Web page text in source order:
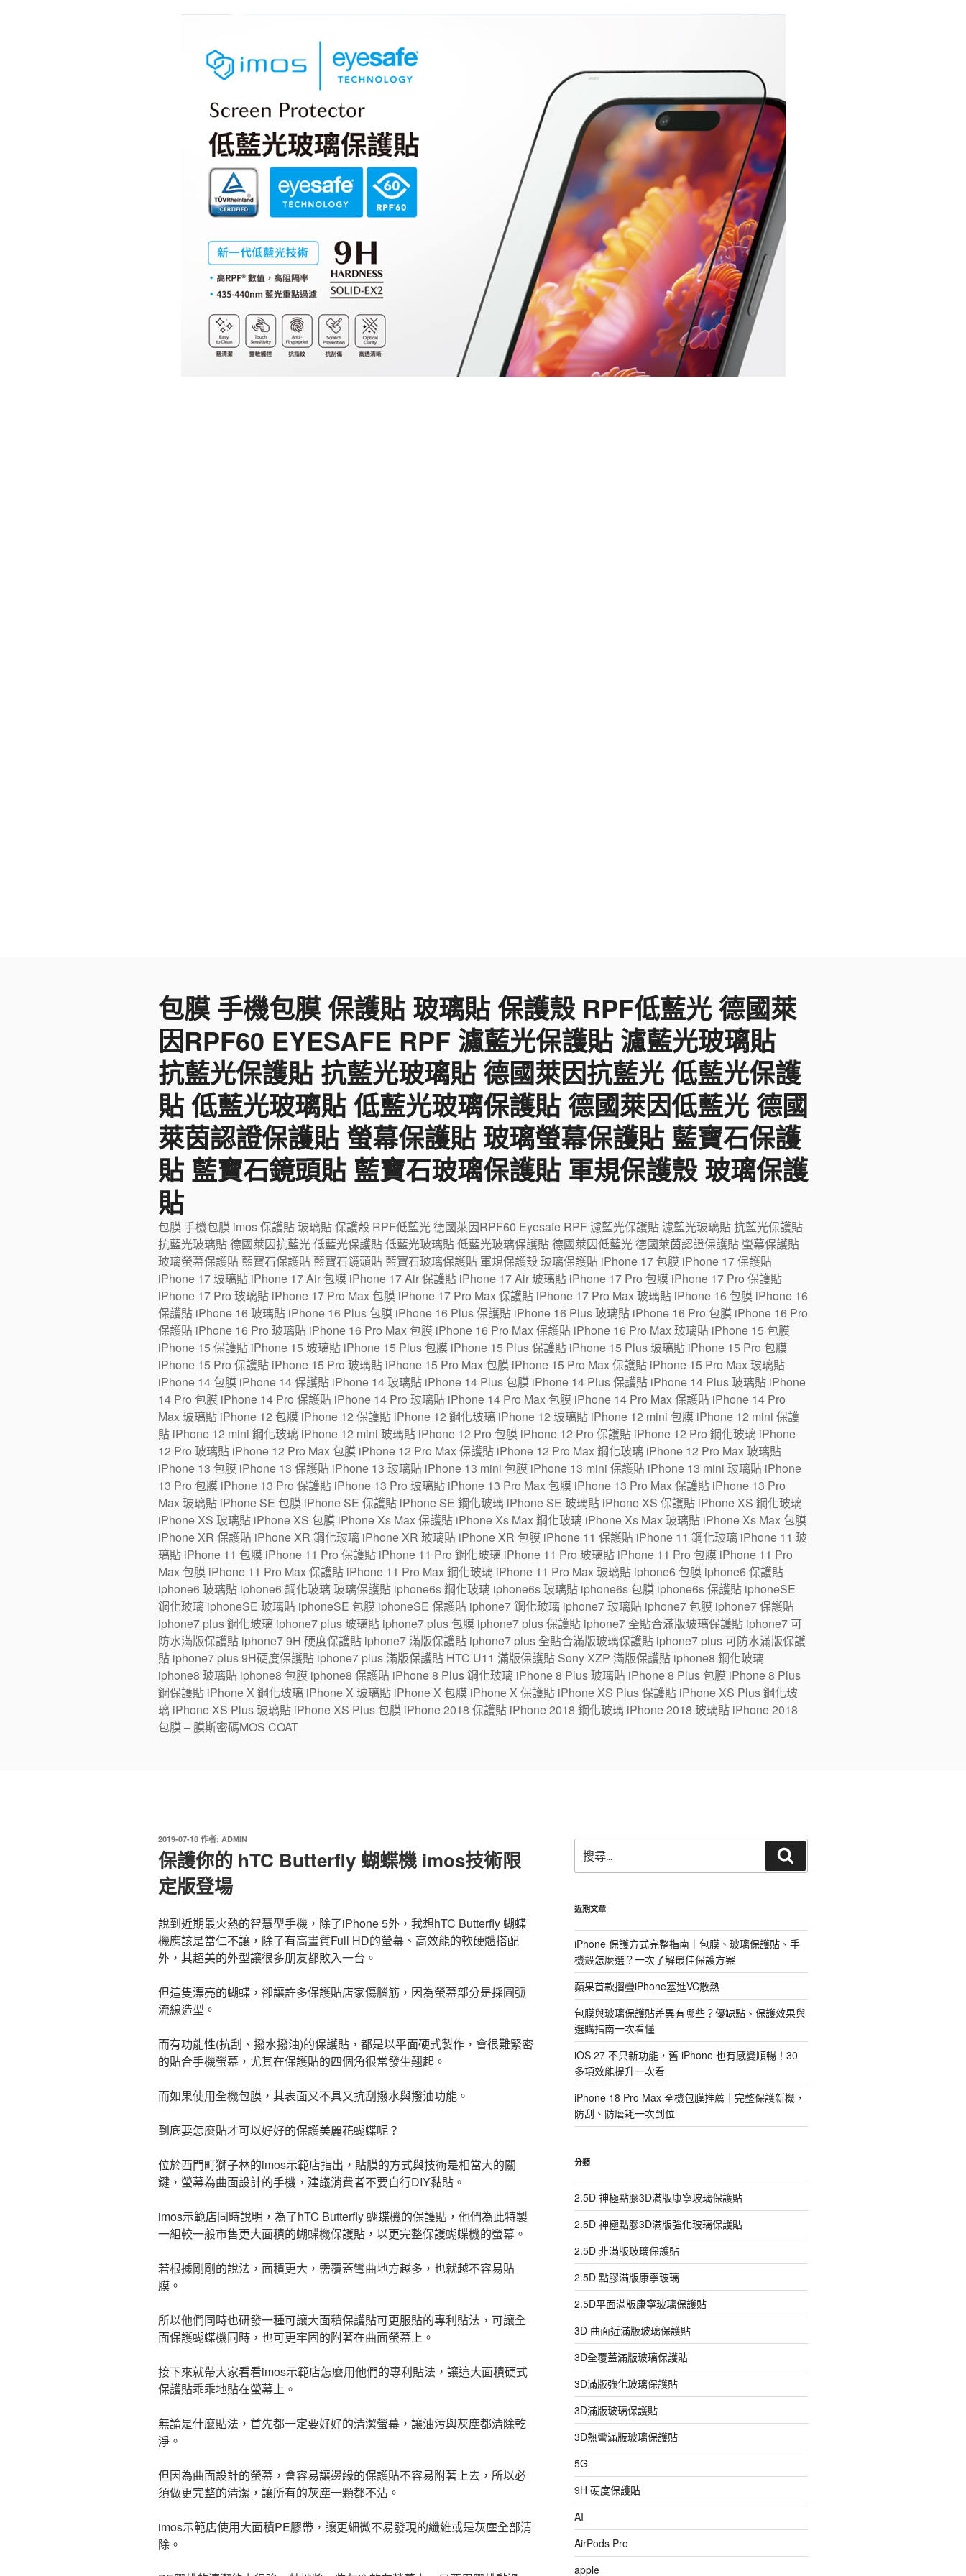
包膜 手機包膜 保護貼 玻璃貼 保護殼 RPF低藍光 德國萊
因RPF60 EYESAFE RPF 濾藍光保護貼 濾藍光玻璃貼
抗藍光保護貼 抗藍光玻璃貼 德國萊因抗藍光 低藍光保護
貼 低藍光玻璃貼 低藍光玻璃保護貼 德國萊因低藍光 德國
萊茵認證保護貼 螢幕保護貼 玻璃螢幕保護貼 藍寶石保護
貼 藍寶石鏡頭貼 藍寶石玻璃保護貼 軍規保護殼 玻璃保護
貼
包膜 手機包膜 imos 保護貼 玻璃貼 保護殼 RPF低藍光 德國萊因RPF60 Eyesafe RPF 濾藍光保護貼 濾藍光玻璃貼 抗藍光保護貼
抗藍光玻璃貼 德國萊因抗藍光 低藍光保護貼 低藍光玻璃貼 低藍光玻璃保護貼 德國萊因低藍光 德國萊茵認證保護貼 螢幕保護貼
玻璃螢幕保護貼 藍寶石保護貼 藍寶石鏡頭貼 藍寶石玻璃保護貼 軍規保護殼 玻璃保護貼 iPhone 17 包膜 iPhone 17 保護貼
iPhone 17 玻璃貼 iPhone 17 Air 包膜 iPhone 17 Air 保護貼 iPhone 17 Air 玻璃貼 iPhone 17 Pro 包膜 iPhone 17 Pro 保護貼
iPhone 17 Pro 玻璃貼 iPhone 17 Pro Max 包膜 iPhone 17 Pro Max 保護貼 iPhone 17 Pro Max 玻璃貼 iPhone 16 包膜 iPhone 16
保護貼 iPhone 16 玻璃貼 iPhone 16 Plus 包膜 iPhone 16 Plus 保護貼 iPhone 16 Plus 玻璃貼 iPhone 16 Pro 包膜 iPhone 16 Pro
保護貼 iPhone 16 Pro 玻璃貼 iPhone 16 Pro Max 包膜 iPhone 16 Pro Max 保護貼 iPhone 16 Pro Max 玻璃貼 iPhone 15 包膜
iPhone 15 保護貼 iPhone 15 玻璃貼 iPhone 15 Plus 包膜 iPhone 15 Plus 保護貼 iPhone 15 Plus 玻璃貼 iPhone 15 Pro 包膜
iPhone 15 Pro 保護貼 iPhone 15 Pro 玻璃貼 iPhone 15 Pro Max 包膜 iPhone 15 Pro Max 保護貼 iPhone 15 Pro Max 玻璃貼
iPhone 14 包膜 iPhone 14 保護貼 iPhone 14 玻璃貼 iPhone 14 Plus 包膜 iPhone 14 Plus 保護貼 iPhone 14 Plus 玻璃貼 iPhone
14 Pro 包膜 iPhone 14 Pro 保護貼 iPhone 14 Pro 玻璃貼 iPhone 14 Pro Max 包膜 iPhone 14 Pro Max 保護貼 iPhone 14 Pro
Max 玻璃貼 iPhone 12 包膜 iPhone 12 保護貼 iPhone 12 鋼化玻璃 iPhone 12 玻璃貼 iPhone 12 mini 包膜 iPhone 12 mini 保護
貼 iPhone 12 mini 鋼化玻璃 iPhone 12 mini 玻璃貼 iPhone 12 Pro 包膜 iPhone 12 Pro 保護貼 iPhone 12 Pro 鋼化玻璃 iPhone
12 Pro 玻璃貼 iPhone 12 Pro Max 包膜 iPhone 12 Pro Max 保護貼 iPhone 12 Pro Max 鋼化玻璃 iPhone 12 Pro Max 玻璃貼
iPhone 13 包膜 iPhone 13 保護貼 iPhone 13 玻璃貼 iPhone 13 mini 包膜 iPhone 13 mini 保護貼 iPhone 13 mini 玻璃貼 iPhone
13 Pro 包膜 iPhone 13 Pro 保護貼 iPhone 13 Pro 玻璃貼 iPhone 13 Pro Max 包膜 iPhone 13 Pro Max 保護貼 iPhone 13 Pro
Max 玻璃貼 iPhone SE 包膜 iPhone SE 保護貼 iPhone SE 鋼化玻璃 iPhone SE 玻璃貼 iPhone XS 保護貼 iPhone XS 鋼化玻璃
iPhone XS 玻璃貼 iPhone XS 包膜 iPhone Xs Max 保護貼 iPhone Xs Max 鋼化玻璃 iPhone Xs Max 玻璃貼 iPhone Xs Max 包膜
iPhone XR 保護貼 iPhone XR 鋼化玻璃 iPhone XR 玻璃貼 iPhone XR 包膜 iPhone 11 保護貼 iPhone 11 鋼化玻璃 iPhone 11 玻
璃貼 iPhone 11 包膜 iPhone 11 Pro 保護貼 iPhone 11 Pro 鋼化玻璃 iPhone 11 Pro 玻璃貼 iPhone 11 Pro 包膜 iPhone 11 Pro
Max 包膜 iPhone 11 Pro Max 保護貼 iPhone 11 Pro Max 鋼化玻璃 iPhone 11 Pro Max 玻璃貼 iphone6 包膜 iphone6 保護貼
iphone6 玻璃貼 iphone6 鋼化玻璃 玻璃保護貼 iphone6s 鋼化玻璃 iphone6s 玻璃貼 iphone6s 包膜 iphone6s 保護貼 iphoneSE
鋼化玻璃 iphoneSE 玻璃貼 iphoneSE 包膜 iphoneSE 保護貼 iphone7 鋼化玻璃 iphone7 玻璃貼 iphone7 包膜 iphone7 保護貼
iphone7 plus 鋼化玻璃 iphone7 plus 玻璃貼 iphone7 plus 包膜 iphone7 plus 保護貼 iphone7 全貼合滿版玻璃保護貼 iphone7 可
防水滿版保護貼 iphone7 9H 硬度保護貼 iphone7 滿版保護貼 iphone7 plus 全貼合滿版玻璃保護貼 iphone7 plus 可防水滿版保護
貼 iphone7 plus 9H硬度保護貼 iphone7 plus 滿版保護貼 HTC U11 滿版保護貼 Sony XZP 滿版保護貼 iphone8 鋼化玻璃
iphone8 玻璃貼 iphone8 包膜 iphone8 保護貼 iPhone 8 Plus 鋼化玻璃 iPhone 8 Plus 玻璃貼 iPhone 8 Plus 包膜 iPhone 8 Plus
鋼保護貼 iPhone X 鋼化玻璃 iPhone X 玻璃貼 iPhone X 包膜 iPhone X 保護貼 iPhone XS Plus 保護貼 iPhone XS Plus 鋼化玻
璃 iPhone XS Plus 玻璃貼 iPhone XS Plus 包膜 iPhone 2018 保護貼 iPhone 2018 鋼化玻璃 iPhone 2018 玻璃貼 iPhone 2018
包膜 – 膜斯密碼MOS COAT
發
佈
於
2019-07-18 作者: ADMIN
保護你的 hTC Butterfly 蝴蝶機 imos技術限
定版登場
說到近期最火熱的智慧型手機，除了iPhone 5外，我想hTC Butterfly 蝴蝶
機應該是當仁不讓，除了有高畫質Full HD的螢幕、高效能的軟硬體搭配
外，其超美的外型讓很多朋友都敗入一台。
但這隻漂亮的蝴蝶，卻讓許多保護貼店家傷腦筋，因為螢幕部分是採圓弧
流線造型。
而有功能性(抗刮、撥水撥油)的保護貼，都是以平面硬式製作，會很難緊密
的貼合手機螢幕，尤其在保護貼的四個角很常發生翹起。
而如果使用全機包膜，其表面又不具又抗刮撥水與撥油功能。
到底要怎麼貼才可以好好的保護美麗花蝴蝶呢？
位於西門町獅子林的imos示範店指出，貼膜的方式與技術是相當大的關
鍵，螢幕為曲面設計的手機，建議消費者不要自行DIY黏貼。
imos示範店同時說明，為了hTC Butterfly 蝴蝶機的保護貼，他們為此特製
一組較一般市售更大面積的蝴蝶機保護貼，以更完整保護蝴蝶機的螢幕。
若根據剛剛的說法，面積更大，需覆蓋彎曲地方越多，也就越不容易貼
膜。
所以他們同時也研發一種可讓大面積保護貼可更服貼的專利貼法，可讓全
面保護蝴蝶機同時，也可更牢固的附著在曲面螢幕上。
接下來就帶大家看看imos示範店怎麼用他們的專利貼法，讓這大面積硬式
保護貼乖乖地貼在螢幕上。
無論是什麼貼法，首先都一定要好好的清潔螢幕，讓油污與灰塵都清除乾
淨。
但因為曲面設計的螢幕，會容易讓邊緣的保護貼不容易附著上去，所以必
須做更完整的清潔，讓所有的灰塵一顆都不沾。
imos示範店使用大面積PE膠帶，讓更細微不易發現的纖維或是灰塵全部清
除。
尋
關
字:
尋
近期文章
iPhone 保護方式完整指南｜包膜、玻璃保護貼、手
機殼怎麼選？一次了解最佳保護方案
蘋果首款摺疊iPhone塞進VC散熱
包膜與玻璃保護貼差異有哪些？優缺點、保護效果與
選購指南一次看懂
iOS 27 不只新功能，舊 iPhone 也有感變順暢！30
多項效能提升一次看
iPhone 18 Pro Max 全機包膜推薦｜完整保護新機，
防刮、防磨耗一次到位
分類
2.5D 神極點膠3D滿版康寧玻璃保護貼
2.5D 神極點膠3D滿版強化玻璃保護貼
2.5D 非滿版玻璃保護貼
2.5D 點膠滿版康寧玻璃
2.5D平面滿版康寧玻璃保護貼
3D 曲面近滿版玻璃保護貼
3D全覆蓋滿版玻璃保護貼
3D滿版強化玻璃保護貼
3D滿版玻璃保護貼
3D熱彎滿版玻璃保護貼
5G
9H 硬度保護貼
AI
AirPods Pro
apple